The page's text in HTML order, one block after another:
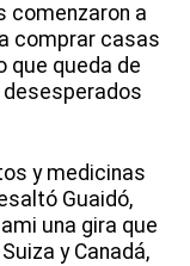
comenzaron a
comprar casas
que queda de
y medicinas
Guaidó,
una gira que
y Canadá,